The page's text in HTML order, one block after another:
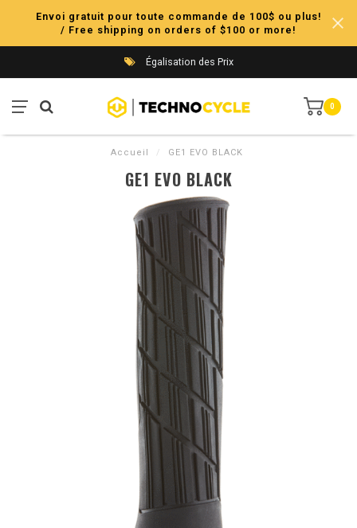
Envoi gratuit pour toute commande de 100$ ou plus!
/ Free shipping on orders of $100 or more!
Égalisation des Prix
0
Accueil / GE1 EVO BLACK
GE1 EVO BLACK